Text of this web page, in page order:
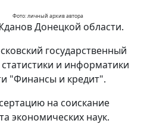
Фото: личный архив автора
Донецкой области.
государственный
и информатики
"Финансы и кредит".
на соискание
экономических наук.